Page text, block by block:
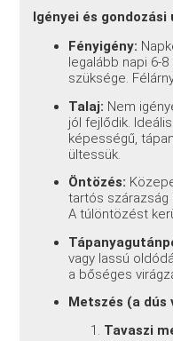
Igényei és
Fényigény:
legalább napi 6-
szüksége.
Talaj: Nem
jól fejlődik.
képességű,
ültessük.
Öntözés:
tartós
A túlöntözést
vagy lassú
a bőséges
Metszés (a dús
Tavaszi